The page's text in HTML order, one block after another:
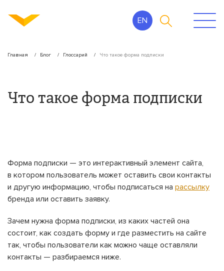
EN
Главная Блог Глоссарий Что такое форма подписки
Что такое форма подписки
Форма подписки — это интерактивный элемент сайта,
в котором пользователь может оставить свои контакты
и другую информацию, чтобы подписаться на рассылку
бренда или оставить заявку.
Зачем нужна форма подписки, из каких частей она
состоит, как создать форму и где разместить на сайте
так, чтобы пользователи как можно чаще оставляли
контакты — разбираемся ниже.